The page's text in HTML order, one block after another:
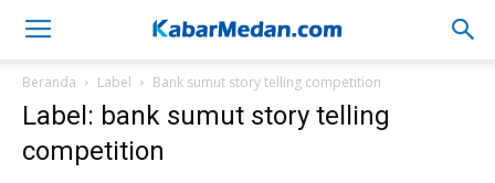
Beranda Label Bank sumut story telling competition
Label: bank sumut story telling
competition